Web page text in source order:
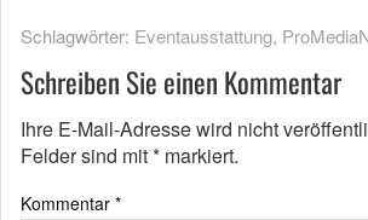
Schlagwörter: Eventausstattung,
Schreiben Sie einen Kommentar
Ihre E-Mail-Adresse wird nicht
Felder sind mit* markiert.
Kommentar *